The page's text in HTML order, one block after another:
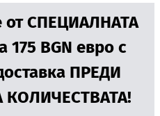
от СПЕЦИАЛНАТА
BGN евро с
ПРЕДИ
КОЛИЧЕСТВАТА!